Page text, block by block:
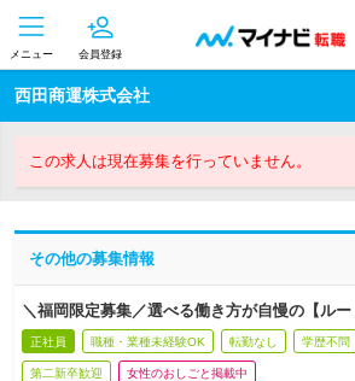
メニュー 会員登録
西田商運株式会社
この求人は現在募集を行っていません。
その他の募集情報
＼福岡限定募集／選べる働き方が自慢の【ル
正社員 職種・業種未経験OK 転勤なし 学歴不問
第二新卒歓迎 女性のおしごと掲載中